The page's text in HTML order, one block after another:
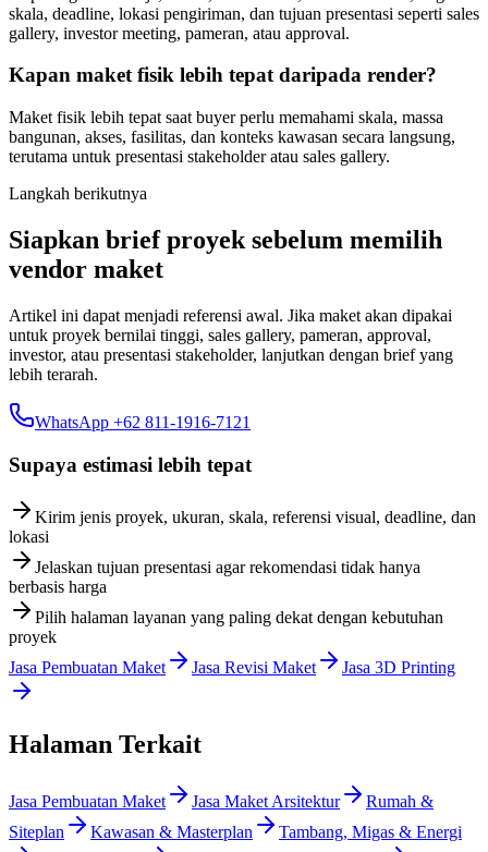
skala, deadline, lokasi pengiriman, dan tujuan presentasi seperti sales
gallery, investor meeting, pameran, atau approval.
Kapan maket fisik lebih tepat daripada render?
Maket fisik lebih tepat saat buyer perlu memahami skala, massa
bangunan, akses, fasilitas, dan konteks kawasan secara langsung,
terutama untuk presentasi stakeholder atau sales gallery.
Langkah berikutnya
Siapkan brief proyek sebelum memilih
vendor maket
Artikel ini dapat menjadi referensi awal. Jika maket akan dipakai
untuk proyek bernilai tinggi, sales gallery, pameran, approval,
investor, atau presentasi stakeholder, lanjutkan dengan brief yang
lebih terarah.
WhatsApp +62 811-1916-7121
Supaya estimasi lebih tepat
Kirim jenis proyek, ukuran, skala, referensi visual, deadline, dan
lokasi
Jelaskan tujuan presentasi agar rekomendasi tidak hanya
berbasis harga
Pilih halaman layanan yang paling dekat dengan kebutuhan
proyek
Jasa Pembuatan Maket
Jasa Revisi Maket Jasa 3D Printing
Halaman Terkait
Jasa Pembuatan Maket Jasa Maket Arsitektur
Rumah &
Siteplan
Kawasan & Masterplan
Tambang, Migas & Energi